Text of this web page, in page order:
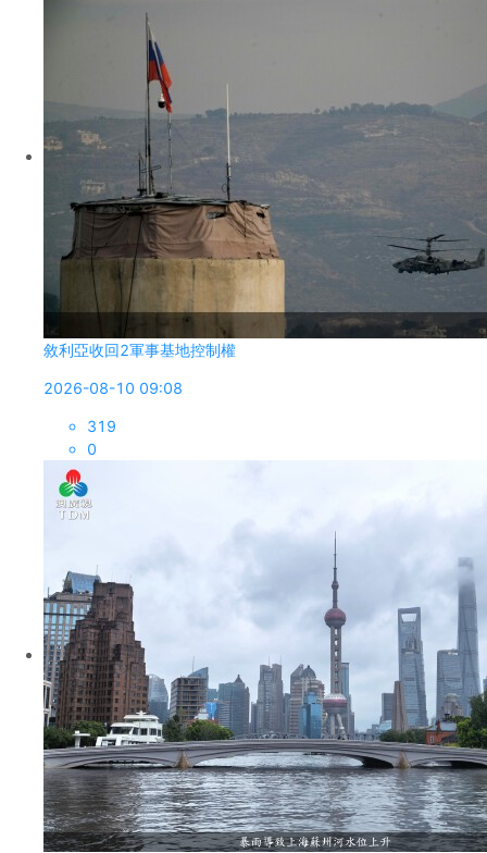
敘利亞收回2軍事基地控制權
2026-08-10 09:08
319
0